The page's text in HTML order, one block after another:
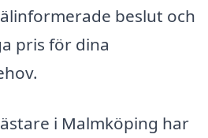
beslut och
pris för dina
i Malmköping har